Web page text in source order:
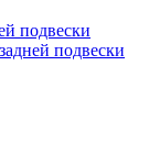
подвески
подвески